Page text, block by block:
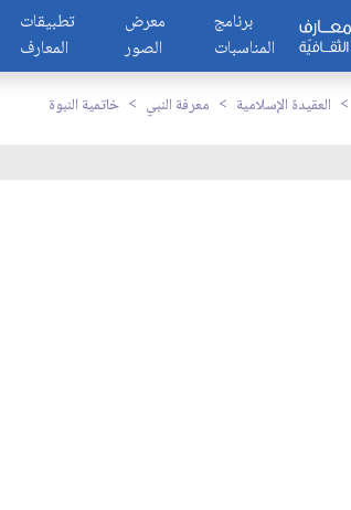
تطبيقات
المعارف
معرض
الصور
برنامج
المناسبات
العقيدة الإسلامية معرفة النبي خاتمية النبوة